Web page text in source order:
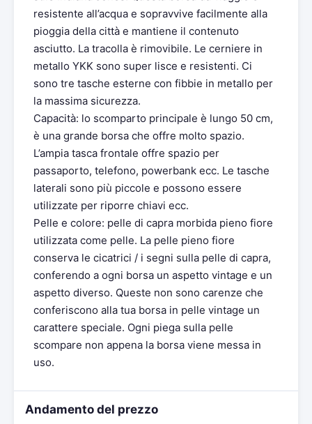
resistente all’acqua e sopravvive facilmente alla
pioggia della città e mantiene il contenuto
asciutto. La tracolla è rimovibile. Le cerniere in
metallo YKK sono super lisce e resistenti. Ci
sono tre tasche esterne con fibbie in metallo per
la massima sicurezza.
Capacità: lo scomparto principale è lungo 50 cm,
è una grande borsa che offre molto spazio.
L’ampia tasca frontale offre spazio per
passaporto, telefono, powerbank ecc. Le tasche
laterali sono più piccole e possono essere
utilizzate per riporre chiavi ecc.
Pelle e colore: pelle di capra morbida pieno fiore
utilizzata come pelle. La pelle pieno fiore
conserva le cicatrici / i segni sulla pelle di capra,
conferendo a ogni borsa un aspetto vintage e un
aspetto diverso. Queste non sono carenze che
conferiscono alla tua borsa in pelle vintage un
carattere speciale. Ogni piega sulla pelle
scompare non appena la borsa viene messa in
uso.
Andamento del prezzo